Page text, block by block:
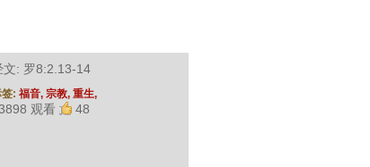
文: 罗8:2.13-14
: 福音, 宗教, 重生,
观看 48